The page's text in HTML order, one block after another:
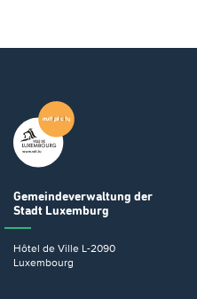
Gemeindeverwaltung der
Stadt Luxemburg
Hôtel de Ville L-2090
Luxembourg